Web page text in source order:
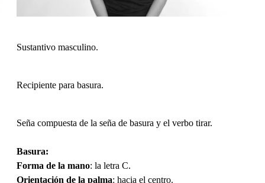
Sustantivo masculino.
Recipiente para basura.
Seña compuesta de la seña de basura y el verbo tirar.
Basura:
Forma de la mano: la letra C.
Orientación de la palma: hacia el centro.